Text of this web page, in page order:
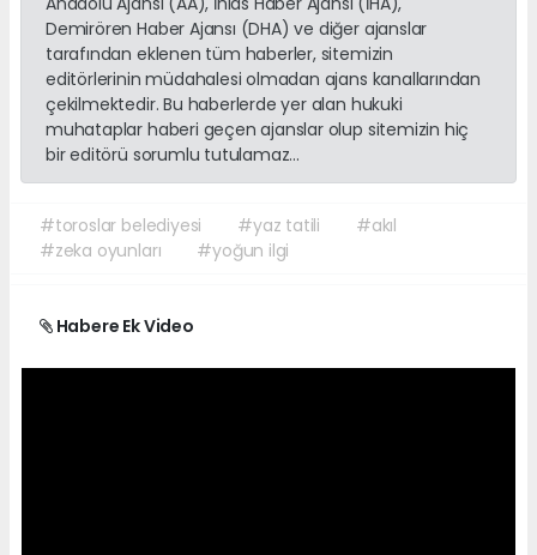
Demirören Haber Ajansı (DHA) ve diğer ajanslar
tarafından eklenen tüm haberler, sitemizin
editörlerinin müdahalesi olmadan ajans kanallarından
çekilmektedir. Bu haberlerde yer alan hukuki
muhataplar haberi geçen ajanslar olup sitemizin hiç
bir editörü sorumlu tutulamaz...
#toroslar belediyesi #yaz tatili
#akıl
#zeka oyunları
#yoğun ilgi
Habere Ek Video